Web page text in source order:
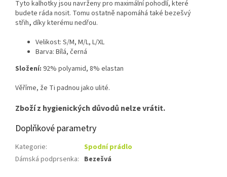
Tyto kalhotky jsou navrženy pro maximální pohodlí, které
budete ráda nosit. Tomu ostatně napomáhá také bezešvý
střih, díky kterému nedřou.
Velikost: S/M, M/L, L/XL
Barva: Bílá, černá
Složení: 92% polyamid, 8% elastan
Věříme, že Ti padnou jako ulité.
Zboží z hygienických důvodů nelze vrátit.
Doplňkové parametry
Kategorie:
Spodní prádlo
Dámská podprsenka: Bezešvá